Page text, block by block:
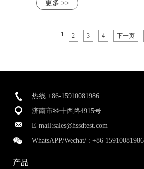
更多 >>
1 2 3 4 下一页
热线:+86-15910081986
济南市经十西路4915号
E-mail:sales@hssdtest.com
WhatsAPP/Wechat/ :+86 15910081986
产品